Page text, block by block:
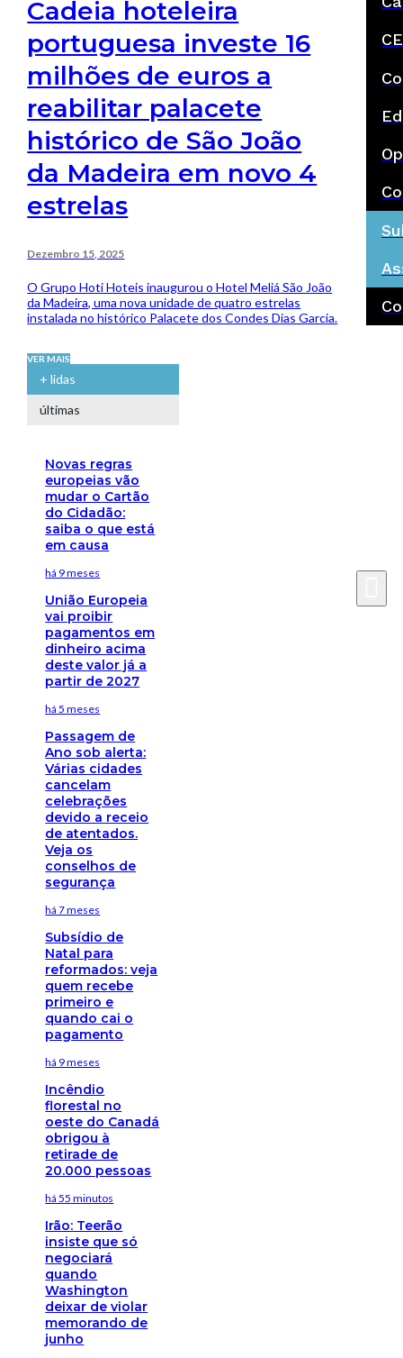
Cadeia hoteleira
portuguesa investe 16
milhões de euros a
reabilitar palacete
histórico de São João
da Madeira em novo 4
estrelas
Dezembro 15, 2025
O Grupo Hoti Hoteis inaugurou o Hotel Meliá São João
da Madeira, uma nova unidade de quatro estrelas
instalada no histórico Palacete dos Condes Dias Garcia.
VER MAIS
+ lidas
últimas
Novas regras
europeias vão
mudar o Cartão
do Cidadão:
saiba o que está
em causa
há 9 meses
União Europeia
vai proibir
pagamentos em
dinheiro acima
deste valor já a
partir de 2027
há 5 meses
Passagem de
Ano sob alerta:
Várias cidades
cancelam
celebrações
devido a receio
de atentados.
Veja os
conselhos de
segurança
há 7 meses
Subsídio de
Natal para
reformados: veja
quem recebe
primeiro e
quando cai o
pagamento
há 9 meses
Incêndio
florestal no
oeste do Canadá
obrigou à
retirade de
20.000 pessoas
há 55 minutos
Irão: Teerão
insiste que só
negociará
quando
Washington
deixar de violar
memorando de
junho